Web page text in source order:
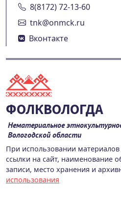
8(8172) 72-13-60
tnk@onmck.ru
Вконтакте
ФОЛКВОЛОГДА
Нематериальное
Вологодской области
При использовании материалов
ссылки на сайт, наименование
записи, место хранения и
использования